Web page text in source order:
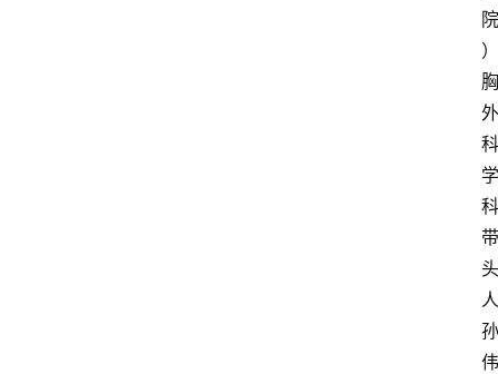
院
）
胸
外
科
学
科
带
头
人
孙
伟